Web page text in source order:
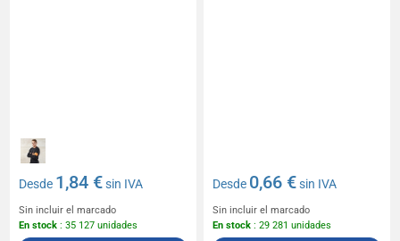
Desde 1,84 €sin IVA
Sin incluir el marcado
En stock : 35 127 unidades
Desde 0,66 €sin IVA
Sin incluir el marcado
En stock : 29 281 unidades